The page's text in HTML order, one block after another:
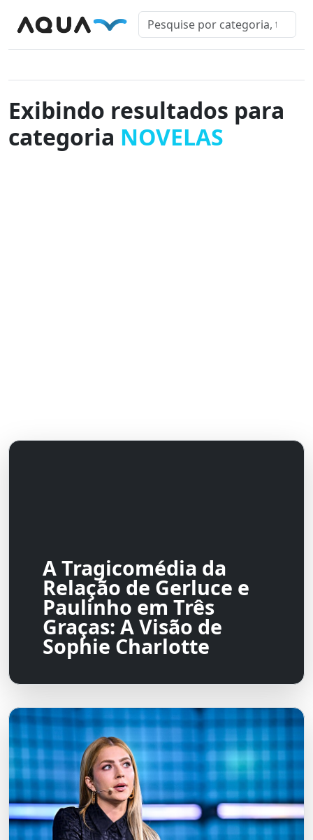
Exibindo resultados para
categoria NOVELAS
A Tragicomédia da
Relação de Gerluce e
Paulinho em Três
Graças: A Visão de
Sophie Charlotte